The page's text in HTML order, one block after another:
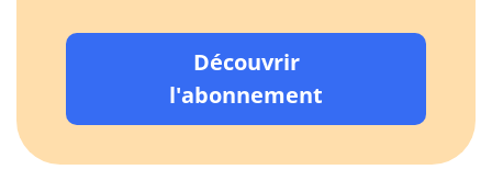
Découvrir
l'abonnement